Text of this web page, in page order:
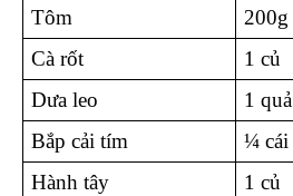
Tôm
200g
Cà rốt
1 củ
Dưa leo
1 quả
Bắp cải tím
¼ cái
Hành tây
1 củ